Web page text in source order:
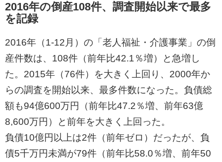
2016年の倒産108件、調査開始以来で最多
を記録
2016年（1-12月）の「老人福祉・介護事業」の倒
産件数は、108件（前年比42.1％増）と急増し
た。2015年（76件）を大きく上回り、2000年か
らの調査を開始以来、最多件数になった。負債総
額も94億600万円（前年比47.2％増、前年63億
8,600万円）と前年を大きく上回った。
負債10億円以上は2件（前年ゼロ）だったが、負
債5千万円未満が79件（前年比58.0％増、前年50